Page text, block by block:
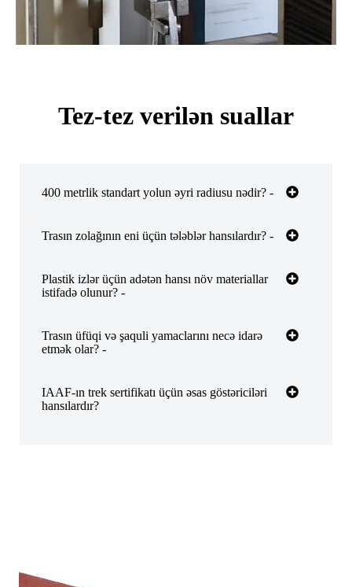
Tez-tez verilən suallar
400 metrlik standart yolun əyri radiusu nədir? -
Trasın zolağının eni üçün tələblər hansılardır? -
Plastik izlər üçün adətən hansı növ materiallar
istifadə olunur? -
Trasın üfüqi və şaquli yamaclarını necə idarə
etmək olar? -
IAAF-ın trek sertifikatı üçün əsas göstəriciləri
hansılardır?